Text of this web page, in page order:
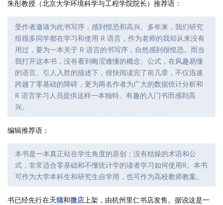
朱彤教授（北京大学环境科学与工程学院院长）推荐语：
受作者邀请为此书写序，感到惶恐和高兴。多年来，我们研究
组很多同学都在学习和使用 R 语言，作为老师的我却从来没有
用过，要为一本关于 R 语言的书写序，自然感到很惶恐。而当
我打开这本书，没有看到晦涩难懂的概念、公式，在风趣易懂
的语言、引人入胜的描述下，很快阅读完了前几章，不仅迅速
跨越了零基础的障碍，更为两名作者为广大的数据统计分析和
R 语言学习人员提供这样一本独特、有趣的入门书而感到高
兴。
编辑推荐语：
本书是一本真正站在学生角度的原创；没有枯燥的术语和公
式，非常适合零基础和不懂统计学的读者学习如何使用R。本书
可作为大学本科生和研究生自学用，也可作为高校教师教案。
书已经先行在天猫和微店 上架，由杭州里仁书店发售。据说这是一